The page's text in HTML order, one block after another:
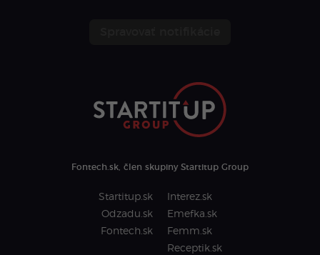
Fontech.sk, člen skupiny Startitup Group
Startitup.sk
Odzadu.sk
Fontech.sk
Interez.sk
Emefka.sk
Femm.sk
Receptik.sk